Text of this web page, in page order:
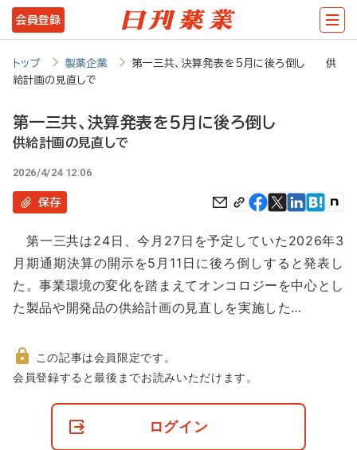
メ
イ
ン
テ
ツ
に
動
会員登録
トップ 製薬企業
第一三共、決算発表を5月に後ろ倒し 供
給計画の見直しで
第一三共、決算発表を5月に後ろ倒し
供給計画の見直しで
2026/4/24 12:06
保存
第一三共は24日、今月27日を予定していた2026年3
月期通期決算の開示を5月11日に後ろ倒しすると発表し
た。事業環境の変化を踏まえてオンコロジーを中心とし
た製品や開発品の供給計画の見直しを実施した…
非
この記事は会員限定です。
会員登録すると最後までお読みいただけます。
ログイン